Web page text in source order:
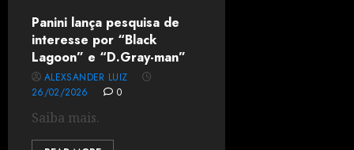
Panini lança pesquisa de
interesse por “Black
Lagoon” e “D.Gray-man”
ALEXSANDER LUIZ
26/02/2026
0
Saiba mais.